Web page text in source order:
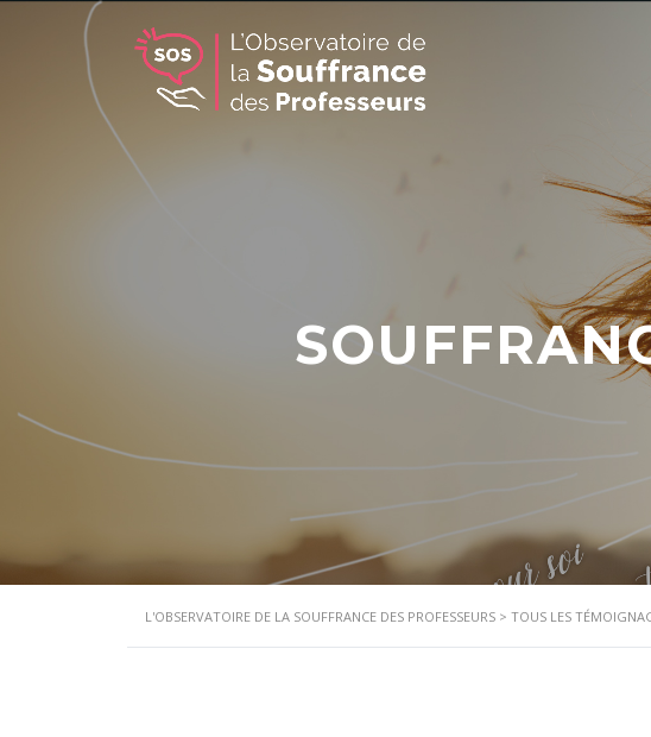
L'OBSERVATOIRE DE LA SOUFFRANCE DES PROFESSEURS > TOUS LES